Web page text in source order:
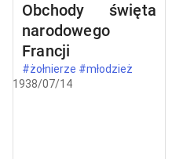
Obchody święta
narodowego
Francji
#żołnierze #młodzież
1938/07/14